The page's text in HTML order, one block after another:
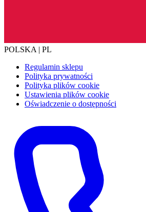
POLSKA | PL
Regulamin sklepu
Polityka prywatności
Polityka plików cookie
Ustawienia plików cookie
Oświadczenie o dostępności